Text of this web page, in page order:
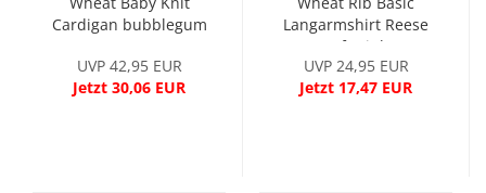
Cardigan bubblegum
UVP 42,95 EUR
Jetzt 30,06 EUR
Langarmshirt Reese
soft pink
UVP 24,95 EUR
Jetzt 17,47 EUR